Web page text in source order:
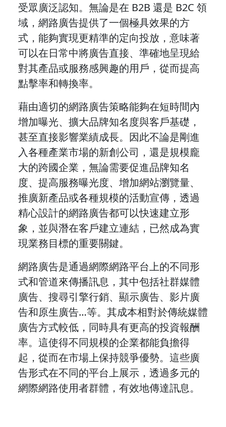
受眾廣泛認知。無論是在 B2B 還是 B2C 領
域，網路廣告提供了一個極具效果的方
式，能夠實現更精準的定向投放，意味著
可以在日常中將廣告直接、準確地呈現給
對其產品或服務感興趣的用戶，從而提高
點擊率和轉換率。
藉由適切的網路廣告策略能夠在短時間內
增加曝光、擴大品牌知名度與客戶基礎，
甚至直接影響業績成長。因此不論是剛進
入各種產業市場的新創公司，還是規模龐
大的跨國企業，無論需要促進品牌知名
度、提高服務曝光度、增加網站瀏覽量、
推廣新產品或各種規模的活動宣傳，透過
精心設計的網路廣告都可以快速建立形
象，並與潛在客戶建立連結，已然成為實
現業務目標的重要關鍵。
網路廣告是通過網際網路平台上的不同形
式和管道來傳播訊息，其中包括社群媒體
廣告、搜尋引擎行銷、顯示廣告、影片廣
告和原生廣告…等。其成本相對於傳統媒體
廣告方式較低，同時具有更高的投資報酬
率。這使得不同規模的企業都能負擔得
起，從而在市場上保持競爭優勢。這些廣
告形式在不同的平台上展示，透過多元的
網際網路使用者群體，有效地傳達訊息。